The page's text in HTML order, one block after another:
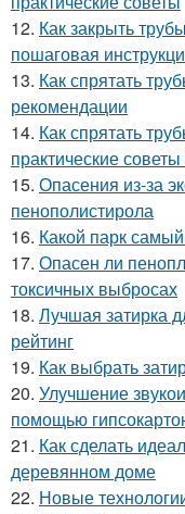
12. Как закрыть
пошаговая
13. Как спрятать
рекомендации
14. Как спрятать
практические
15. Опасения из-за
пенополистирола
16. Какой парк
17. Опасен ли
токсичных выбросах
18. Лучшая затирка
рейтинг
19. Как выбрать
20. Улучшение
помощью
21. Как сделать
деревянном доме
22. Новые